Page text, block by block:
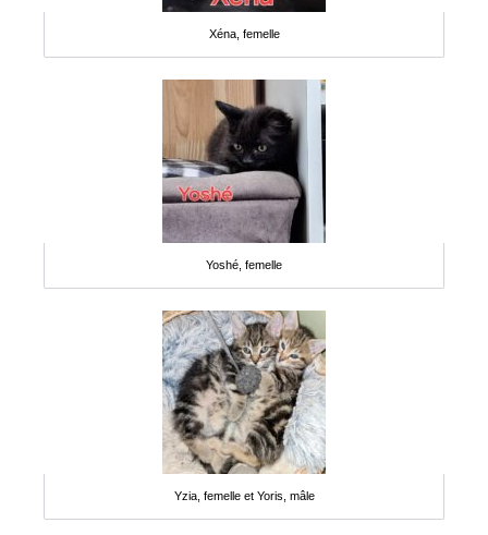
Xéna, femelle
Yoshé, femelle
Yzia, femelle et Yoris, mâle